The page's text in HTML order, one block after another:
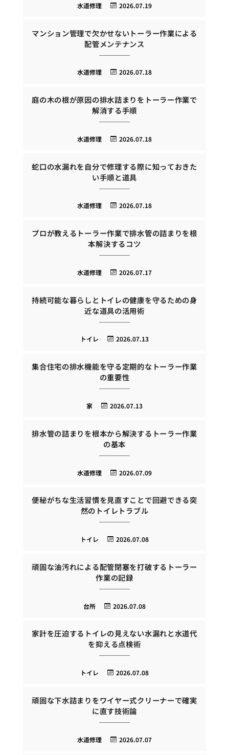
2026.07.19
水道修理
マンション管理で欠かせないトーラー作業による
配管メンテナンス
2026.07.18
水道修理
庭の木の根が原因の排水詰まりをトーラー作業で
解消する手順
2026.07.18
水道修理
蛇口の水漏れを自分で修理する際に知っておきた
い手順と道具
2026.07.18
水道修理
プロが教えるトーラー作業で排水管の詰まりを根
本解決するコツ
2026.07.17
水道修理
持続可能な暮らしとトイレの健康を守るための身
近な道具の活用術
2026.07.13
トイレ
集合住宅の排水機能を守る定期的なトーラー作業
の重要性
2026.07.13
家
排水管の詰まりを根本から解決するトーラー作業
の基本
2026.07.09
水道修理
便秘がちな生活習慣を見直すことで回避できる突
然のトイレトラブル
2026.07.08
トイレ
頑固な油汚れによる配管閉塞を打破するトーラー
作業の記録
2026.07.08
台所
家計を圧迫するトイレの見えない水漏れと水道代
を抑える点検術
2026.07.08
トイレ
頑固な下水詰まりをワイヤー式クリーナーで確実
に直す技術論
2026.07.07
水道修理